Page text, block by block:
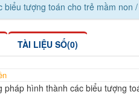
tượng toán cho trẻ mầm non /
TÀI LIỆU SỐ(0)
pháp hình thành các biểu tượng